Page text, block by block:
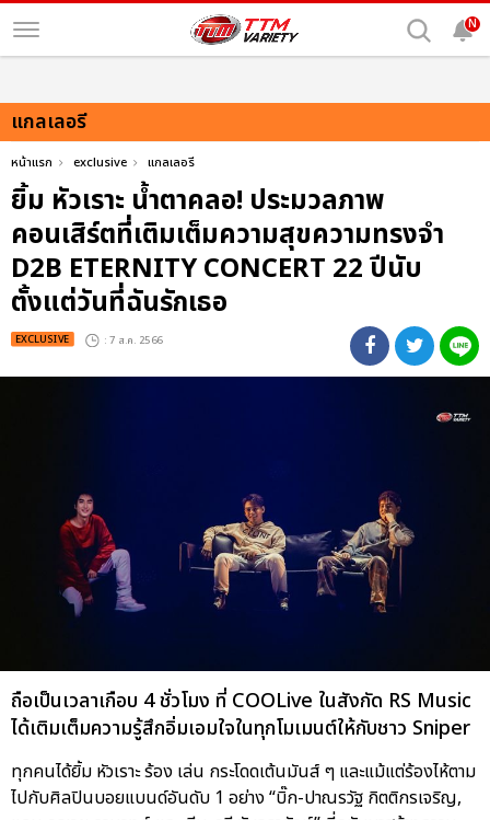
N
แกลเลอรี
หน้าแรก exclusive แกลเลอรี
ยิ้ม หัวเราะ น้ำตาคลอ! ประมวลภาพ
คอนเสิร์ตที่เติมเต็มความสุขความทรงจำ
D2B ETERNITY CONCERT 22 ปีนับ
ตั้งแต่วันที่ฉันรักเธอ
EXCLUSIVE : 7 ส.ค. 2566
ถือเป็นเวลาเกือบ 4 ชั่วโมง ที่ COOLive ในสังกัด RS Music
ได้เติมเต็มความรู้สึกอิ่มเอมใจในทุกโมเมนต์ให้กับชาว Sniper
ทุกคนได้ยิ้ม หัวเราะ ร้อง เล่น กระโดดเต้นมันส์ ๆ และแม้แต่ร้องไห้ตาม
ไปกับศิลปินบอยแบนด์อันดับ 1 อย่าง “บิ๊ก-ปาณรวัฐ กิตติกรเจริญ,